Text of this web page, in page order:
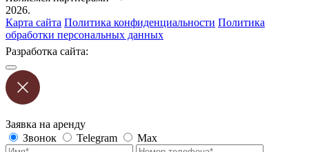
2026.
Карта сайта Политика конфиденциальности Политика
обработки персональных данных
Разработка сайта:
Заявка на аренду
Звонок
Telegram Max